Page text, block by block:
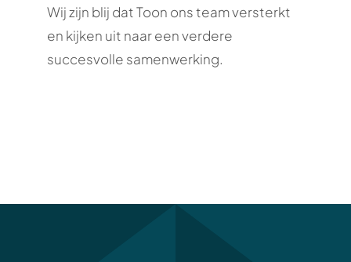
Wij zijn blij dat Toon ons team versterkt
en kijken uit naar een verdere
succesvolle samenwerking.